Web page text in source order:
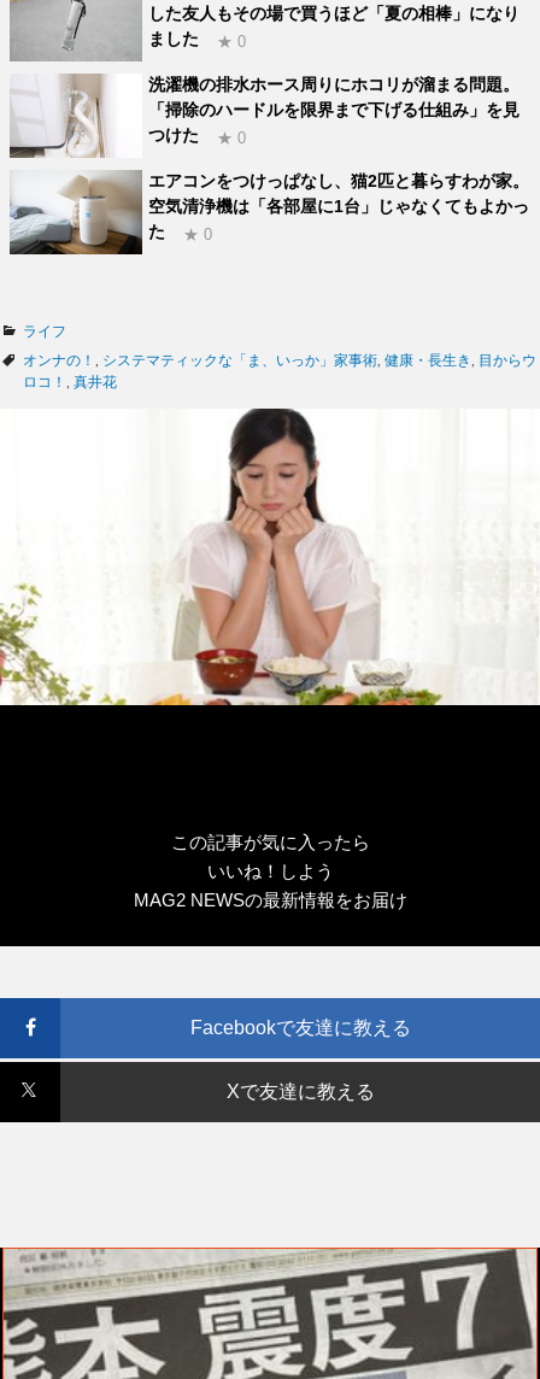
した友人もその場で買うほど「夏の相棒」になり
ました
★ 0
洗濯機の排水ホース周りにホコリが溜まる問題。
「掃除のハードルを限界まで下げる仕組み」を見
つけた
★ 0
エアコンをつけっぱなし、猫2匹と暮らすわが家。
空気清浄機は「各部屋に1台」じゃなくてもよかっ
た
★ 0
カ
テ
ゴ
ライフ
タ
グ
オンナの！ システマティックな「ま、いっか」家事術 健康・長生き
目からウ
ロコ！
真井花
この記事が気に入ったら
いいね！しよう
MAG2 NEWSの最新情報をお届け
Facebookで友達に教える
Xで友達に教える